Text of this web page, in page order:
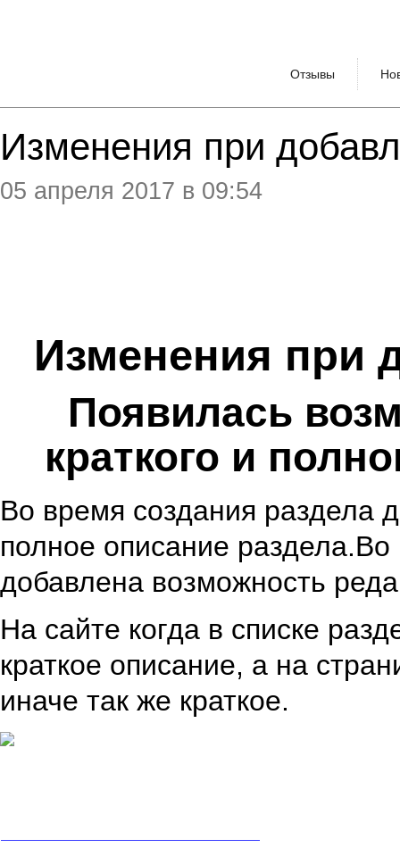
Отзывы
Изменения при
05 апреля 2017 в 09:54
Изменения при
Появилась
краткого и
Во время создания раздела
полное описание
добавлена возможность
На сайте когда в списке
краткое описание, а на
иначе так же краткое.